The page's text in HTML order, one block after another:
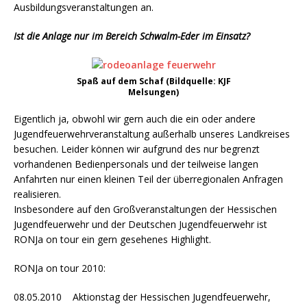
Ausbildungsveranstaltungen an.
Ist die Anlage nur im Bereich Schwalm-Eder im Einsatz?
Spaß auf dem Schaf (Bildquelle: KJF
Melsungen)
Eigentlich ja, obwohl wir gern auch die ein oder andere
Jugendfeuerwehrveranstaltung außerhalb unseres Landkreises
besuchen. Leider können wir aufgrund des nur begrenzt
vorhandenen Bedienpersonals und der teilweise langen
Anfahrten nur einen kleinen Teil der überregionalen Anfragen
realisieren.
Insbesondere auf den Großveranstaltungen der Hessischen
Jugendfeuerwehr und der Deutschen Jugendfeuerwehr ist
RONJa on tour ein gern gesehenes Highlight.
RONJa on tour 2010:
08.05.2010 Aktionstag der Hessischen Jugendfeuerwehr,